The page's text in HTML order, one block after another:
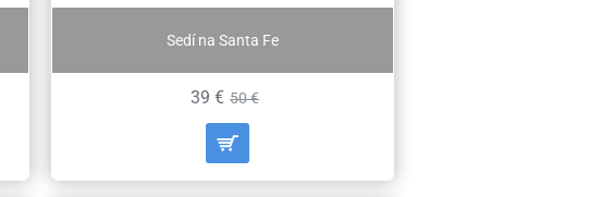
Sedí na Santa Fe
39 € 50 €